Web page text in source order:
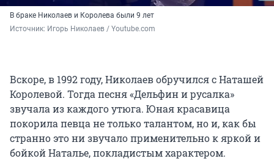
В браке Николаев и Королева были 9 лет
Источник: Игорь Николаев / Youtube.com
Вскоре, в 1992 году, Николаев обручился с Наташей
Королевой. Тогда песня «Дельфин и русалка»
звучала из каждого утюга. Юная красавица
покорила певца не только талантом, но и, как бы
странно это ни звучало применительно к яркой и
бойкой Наталье, покладистым характером.